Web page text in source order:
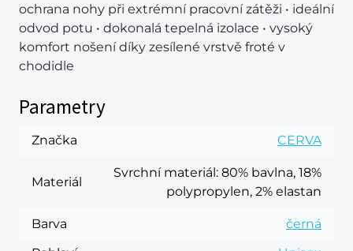
ochrana nohy při extrémní pracovní zátěži • ideální
odvod potu • dokonalá tepelná izolace • vysoký
komfort nošení díky zesílené vrstvě froté v
chodidle
Parametry
Značka CERVA
Materiál
Svrchní materiál: 80% bavlna, 18%
polypropylen, 2% elastan
Barva
černá